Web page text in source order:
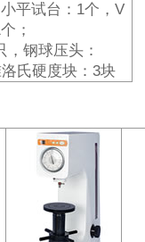
平试台：1个，V
；
钢球压头：
氏硬度块：3块